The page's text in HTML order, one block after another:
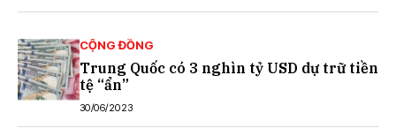
CỘNG ĐỒNG
Trung Quốc có 3 nghìn tỷ USD dự trữ tiền
tệ “ẩn”
30/06/2023